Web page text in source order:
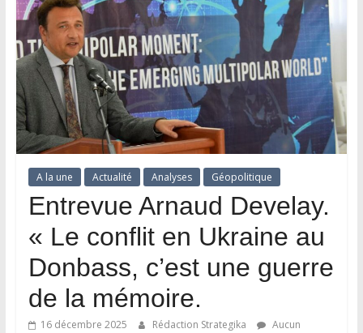
A la une Actualité Analyses Géopolitique
Entrevue Arnaud Develay.
« Le conflit en Ukraine au
Donbass, c’est une guerre
de la mémoire.
16 décembre 2025 Rédaction Strategika
Aucun